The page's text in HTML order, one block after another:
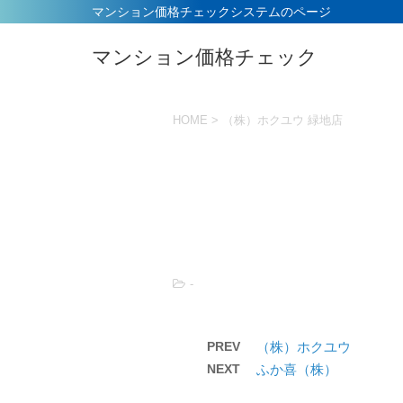
マンション価格チェックシステムのページ
マンション価格チェック
HOME > （株）ホクユウ 緑地店
-
PREV （株）ホクユウ
NEXT ふか喜（株）